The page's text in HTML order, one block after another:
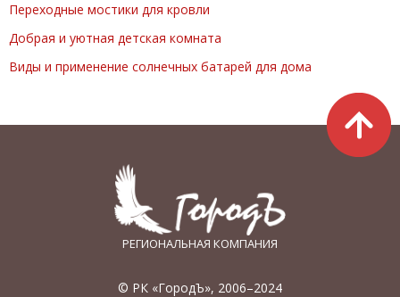
Переходные мостики для кровли
Добрая и уютная детская комната
Виды и применение солнечных батарей для дома
РЕГИОНАЛЬНАЯ КОМПАНИЯ
© РК «ГородЪ», 2006–2024